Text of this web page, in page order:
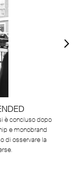
è concluso dopo
e monobrand
di osservare la